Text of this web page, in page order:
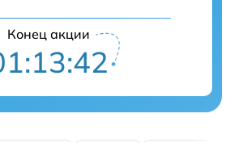
Конец акции